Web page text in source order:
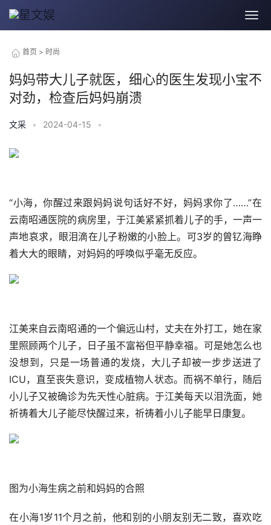
首页 > 时尚
妈妈带大儿子就医，细心的医生发现小宝不
对劲，检查后妈妈崩溃
文采 • 2024-04-15 •
“小海，你醒过来跟妈妈说句话好不好，妈妈求你了……”在
云南昭通医院的病房里，于江美紧紧抓着儿子的手，一声一
声地哀求，眼泪滴在儿子粉嫩的小脸上。可3岁的曾钇海睁
着大大的眼睛，对妈妈的呼唤似乎毫无反应。
江美来自云南昭通的一个偏远山村，丈夫在外打工，她在家
里照顾两个儿子，日子虽不富裕但平静幸福。可是她怎么也
没想到，只是一场普通的发烧，大儿子却被一步步送进了
ICU，直至丧失意识，变成植物人状态。而祸不单行，随后
小儿子又被确诊为先天性心脏病。于江美每天以泪洗面，她
祈祷着大儿子能尽快醒过来，祈祷着小儿子能早日康复。
图为小海生病之前和妈妈的合照
在小海1岁11个月之前，他和别的小朋友别无二致，喜欢吃